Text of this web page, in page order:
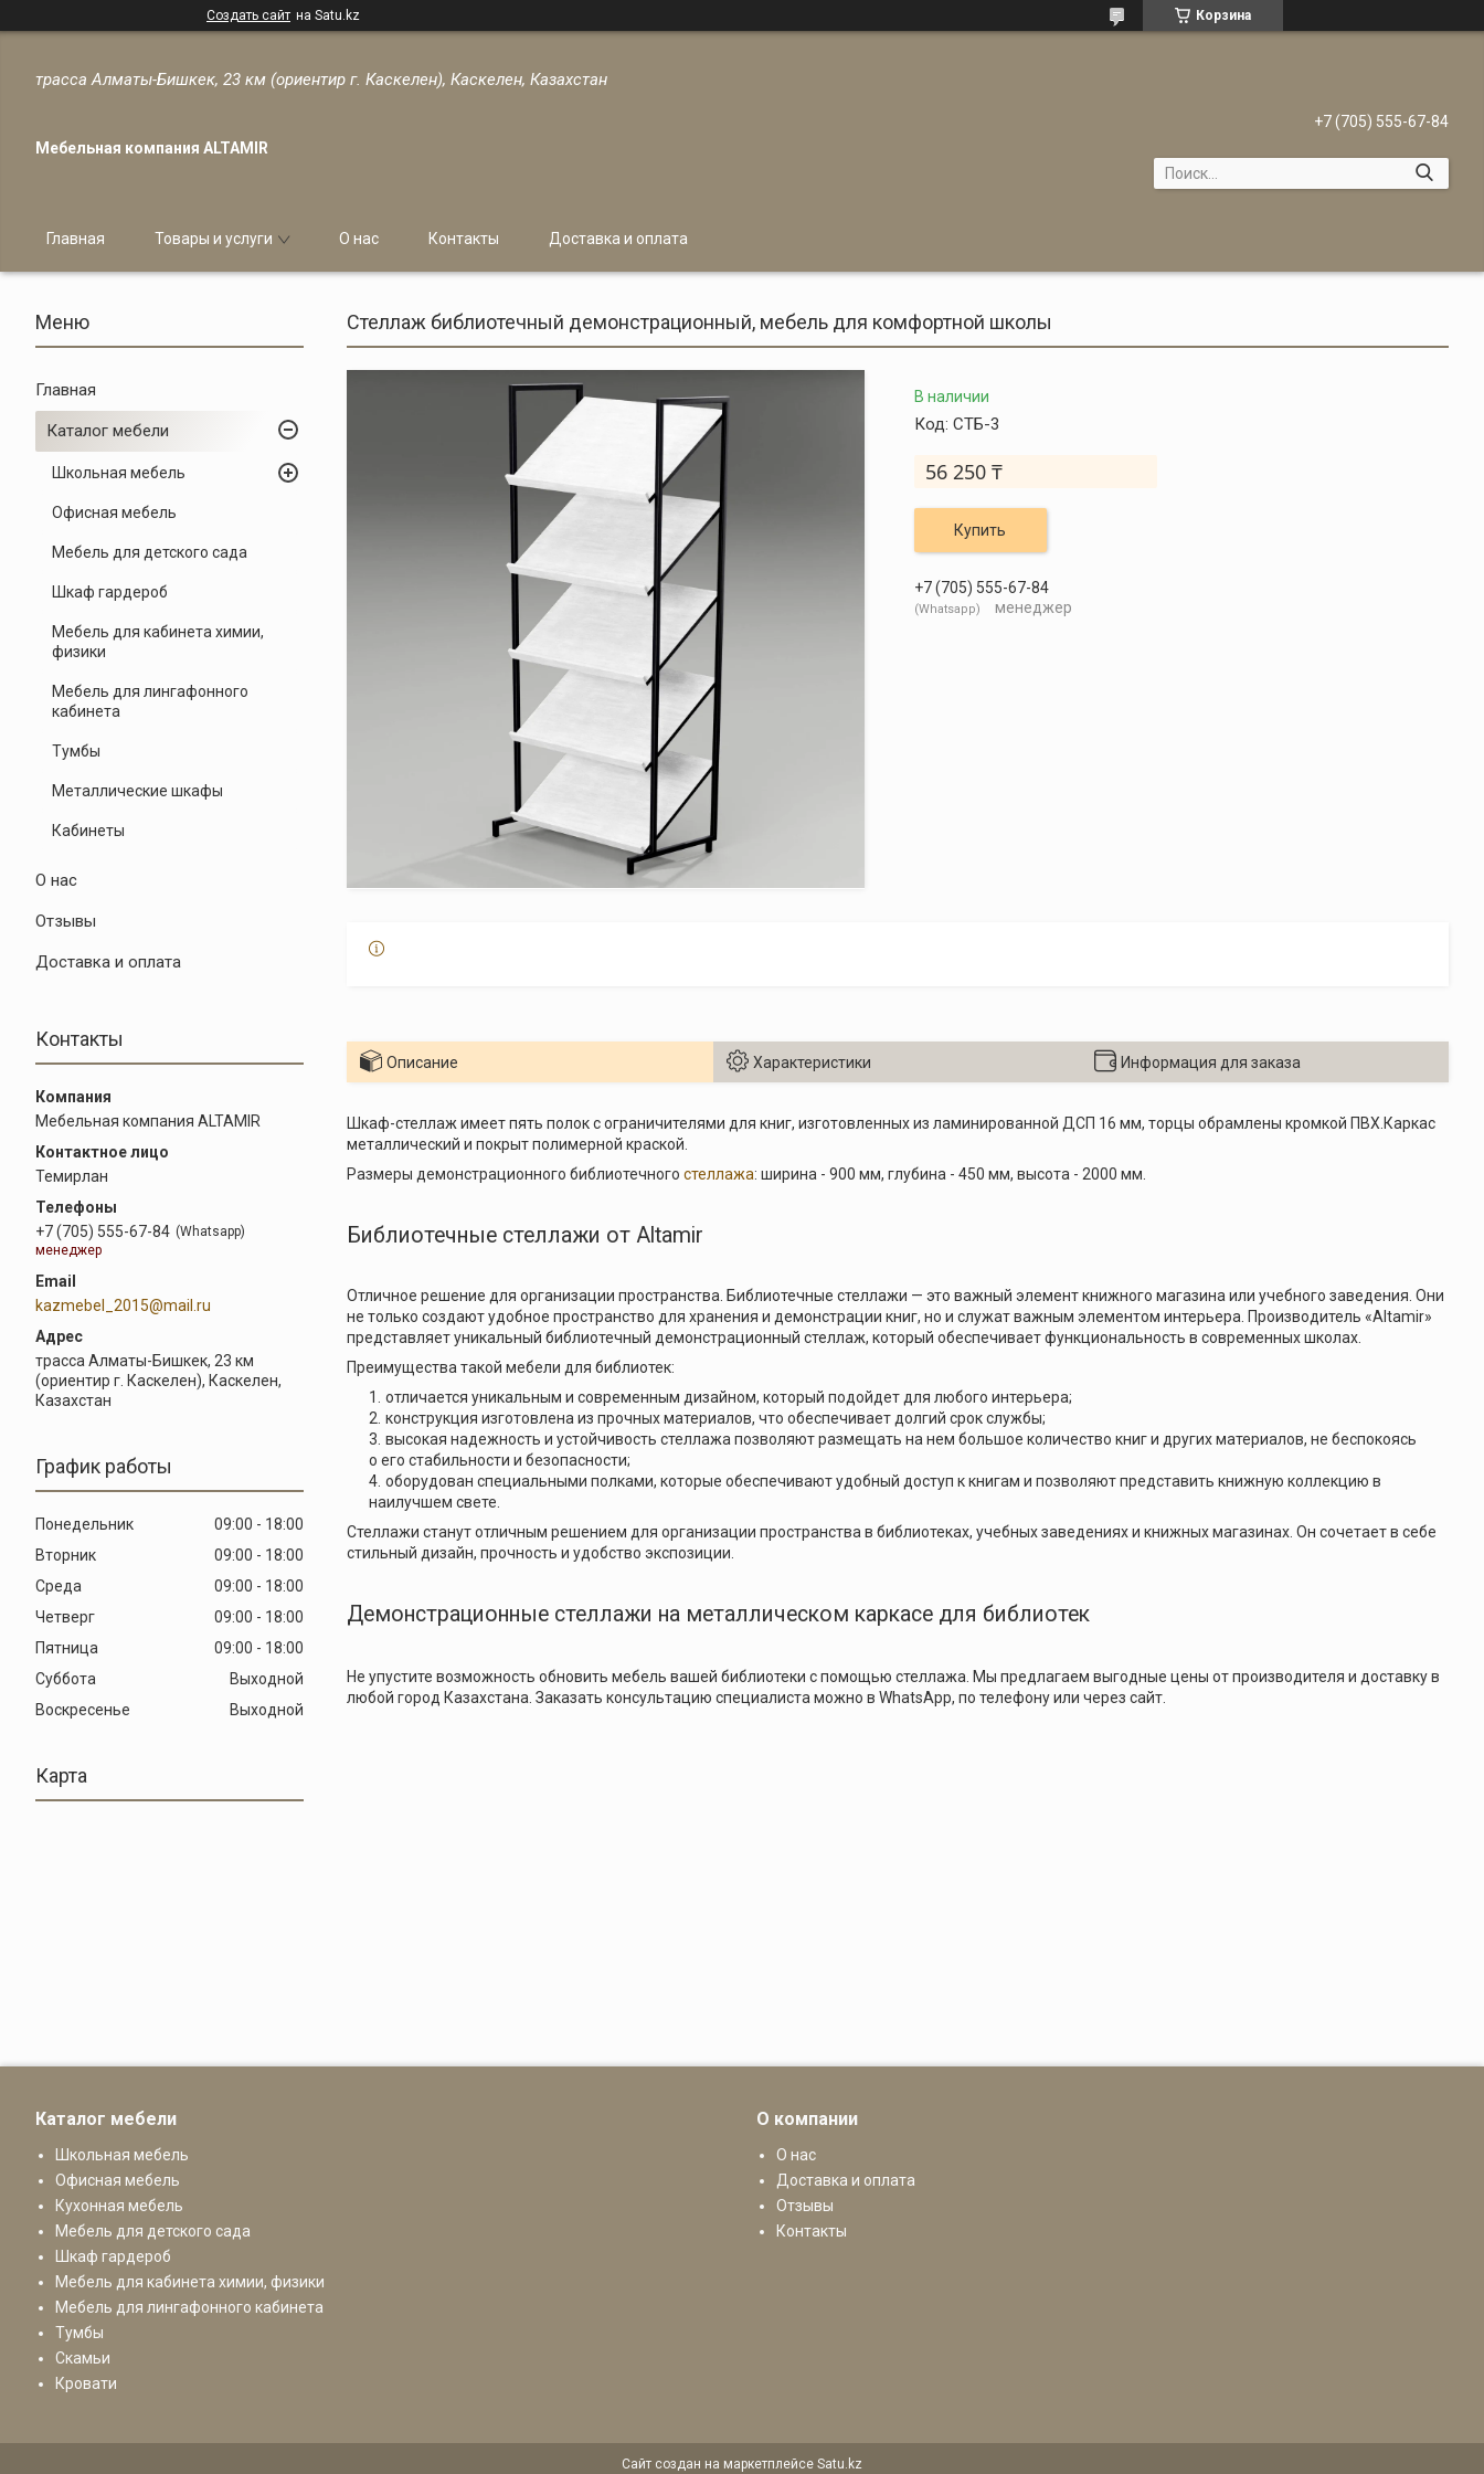
Создать сайт на Satu.kz Корзина
трасса Алматы-Бишкек, 23 км (ориентир г. Каскелен), Каскелен, Казахстан
Мебельная компания ALTAMIR
+7 (705) 555-67-84
Главная Товары и услуги О нас Контакты Доставка и оплата
Главная
Каталог мебели
Школьная мебель
Офисная мебель
Мебель для детского сада
Шкаф гардероб
Мебель для кабинета химии,
физики
Мебель для лингафонного
кабинета
Тумбы
Металлические шкафы
Кабинеты
О нас
Отзывы
Доставка и оплата
Контакты
Мебельная компания ALTAMIR
Темирлан
+7 (705) 555-67-84
Whatsapp
менеджер
kazmebel_2015@mail.ru
трасса Алматы-Бишкек, 23 км
(ориентир г. Каскелен), Каскелен,
Казахстан
График работы
Понедельник 09:00
18:00
Вторник
09:00
18:00
Среда
09:00
18:00
Четверг
09:00
18:00
Пятница
09:00
18:00
Суббота
Выходной
Воскресенье
Выходной
Карта
Стеллаж библиотечный демонстрационный, мебель для комфортной школы
В наличии
Код: СТБ-3
56 250 ₸
Купить
+7 (705) 555-67-84
Whatsapp менеджер
Описание Характеристики Информация для заказа
Шкаф-стеллаж имеет пять полок с ограничителями для книг, изготовленных из ламинированной ДСП 16 мм, торцы обрамлены кромкой ПВХ.Каркас
металлический и покрыт полимерной краской.
Размеры демонстрационного библиотечного стеллажа: ширина - 900 мм, глубина - 450 мм, высота - 2000 мм.
Библиотечные стеллажи от Altamir
Отличное решение для организации пространства. Библиотечные стеллажи — это важный элемент книжного магазина или учебного заведения. Они
не только создают удобное пространство для хранения и демонстрации книг, но и служат важным элементом интерьера. Производитель «Altamir»
представляет уникальный библиотечный демонстрационный стеллаж, который обеспечивает функциональность в современных школах.
Преимущества такой мебели для библиотек:
отличается уникальным и современным дизайном, который подойдет для любого интерьера;
конструкция изготовлена из прочных материалов, что обеспечивает долгий срок службы;
высокая надежность и устойчивость стеллажа позволяют размещать на нем большое количество книг и других материалов, не беспокоясь
о его стабильности и безопасности;
оборудован специальными полками, которые обеспечивают удобный доступ к книгам и позволяют представить книжную коллекцию в
наилучшем свете.
Стеллажи станут отличным решением для организации пространства в библиотеках, учебных заведениях и книжных магазинах. Он сочетает в себе
стильный дизайн, прочность и удобство экспозиции.
Демонстрационные стеллажи на металлическом каркасе для библиотек
Не упустите возможность обновить мебель вашей библиотеки с помощью стеллажа. Мы предлагаем выгодные цены от производителя и доставку в
любой город Казахстана. Заказать консультацию специалиста можно в WhatsApp, по телефону или через сайт.
Каталог мебели
Школьная мебель
Офисная мебель
Кухонная мебель
Мебель для детского сада
Шкаф гардероб
Мебель для кабинета химии, физики
Мебель для лингафонного кабинета
Тумбы
Скамьи
Кровати
О компании
О нас
Доставка и оплата
Отзывы
Контакты
Сайт создан на маркетплейсе Satu.kz